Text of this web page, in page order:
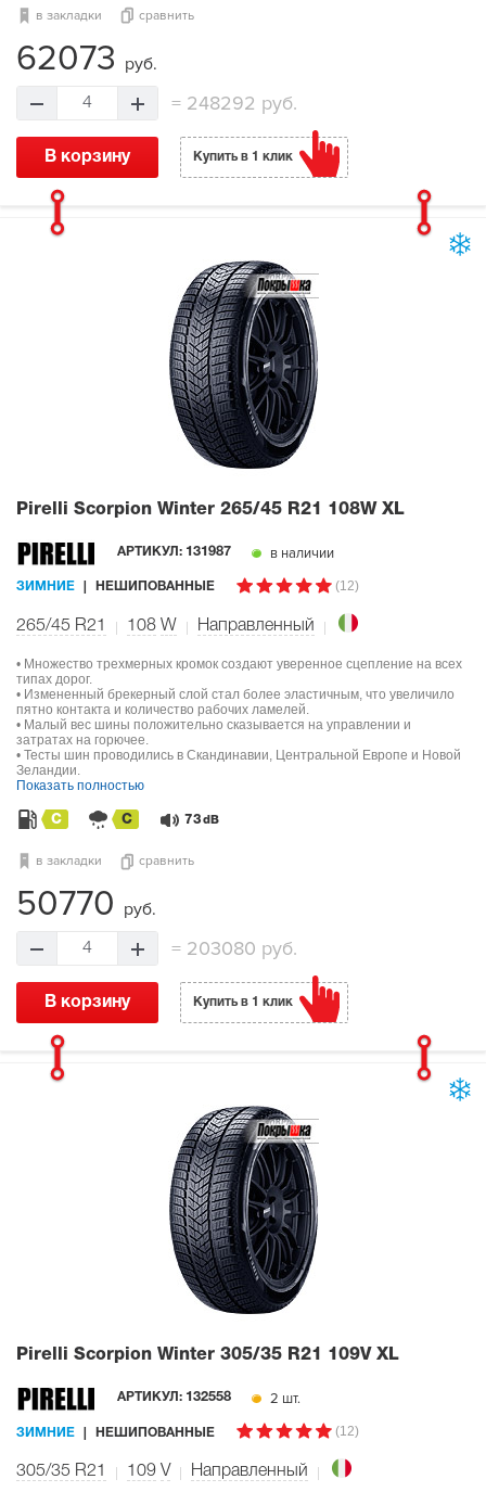
в закладки сравнить
62073 руб.
4 =248292 руб.
В корзину Купить в 1 клик
Pirelli Scorpion Winter 265/45 R21 108W XL
АРТИКУЛ: 131987 в наличии
ЗИМНИЕ НЕШИПОВАННЫЕ (12)
265/45 R21 108 W Направленный
• Множество трехмерных кромок создают уверенное сцепление на всех
типах дорог.
• Измененный брекерный слой стал более эластичным, что увеличило
пятно контакта и количество рабочих ламелей.
• Малый вес шины положительно сказывается на управлении и
затратах на горючее.
• Тесты шин проводились в Скандинавии, Центральной Европе и Новой
Зеландии.
Показать полностью
C C 73 dB
в закладки сравнить
50770 руб.
4 =203080 руб.
В корзину Купить в 1 клик
Pirelli Scorpion Winter 305/35 R21 109V XL
АРТИКУЛ: 132558 2 шт.
ЗИМНИЕ НЕШИПОВАННЫЕ (12)
305/35 R21 109 V Направленный